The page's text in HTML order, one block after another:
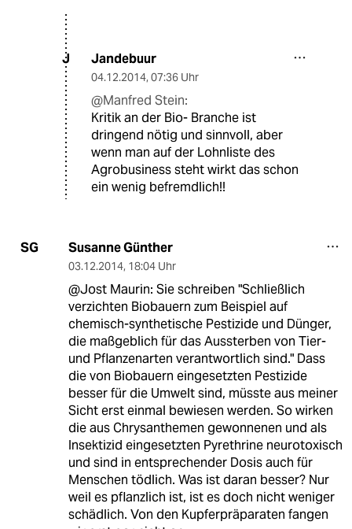
J Jandebuur
04.12.2014, 07:36 Uhr
@Manfred Stein:
Kritik an der Bio- Branche ist
dringend nötig und sinnvoll, aber
wenn man auf der Lohnliste des
Agrobusiness steht wirkt das schon
ein wenig befremdlich!!
SG Susanne Günther
03.12.2014, 18:04 Uhr
@Jost Maurin: Sie schreiben "Schließlich
verzichten Biobauern zum Beispiel auf
chemisch-synthetische Pestizide und Dünger,
die maßgeblich für das Aussterben von Tier-
und Pflanzenarten verantwortlich sind." Dass
die von Biobauern eingesetzten Pestizide
besser für die Umwelt sind, müsste aus meiner
Sicht erst einmal bewiesen werden. So wirken
die aus Chrysanthemen gewonnenen und als
Insektizid eingesetzten Pyrethrine neurotoxisch
und sind in entsprechender Dosis auch für
Menschen tödlich. Was ist daran besser? Nur
weil es pflanzlich ist, ist es doch nicht weniger
schädlich. Von den Kupferpräparaten fangen